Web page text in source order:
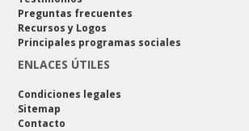
Preguntas frecuentes
Recursos y Logos
Principales programas sociales
ENLACES ÚTILES
Condiciones legales
Sitemap
Contacto